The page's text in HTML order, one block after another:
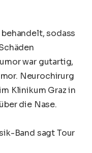
sodass
war gutartig,
Neurochirurg
Klinikum Graz in
die Nase.
Band sagt Tour